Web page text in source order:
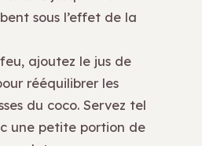
sous l’effet de la
ajoutez le jus de
rééquilibrer les
du coco. Servez tel
une petite portion de